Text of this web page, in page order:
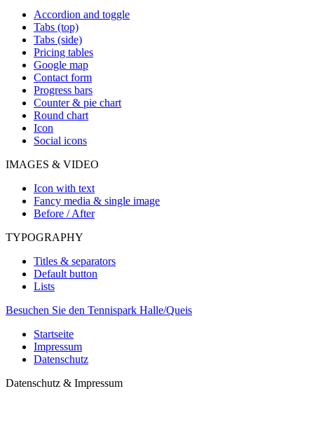
Accordion and toggle
Tabs (top)
Tabs (side)
Pricing tables
Google map
Contact form
Progress bars
Counter & pie chart
Round chart
Icon
Social icons
IMAGES & VIDEO
Icon with text
Fancy media & single image
Before / After
TYPOGRAPHY
Titles & separators
Default button
Lists
Besuchen Sie den Tennispark Halle/Queis
Startseite
Impressum
Datenschutz
Datenschutz & Impressum